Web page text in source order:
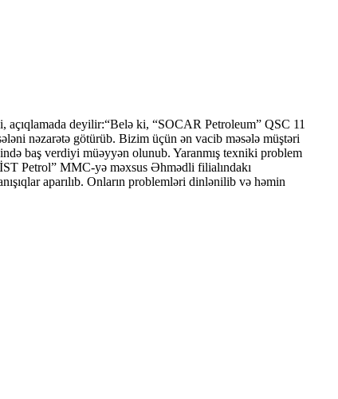
açıqlamada deyilir:“Belə ki, “SOCAR Petroleum” QSC 11
nəzarətə götürüb. Bizim üçün ən vacib məsələ müştəri
baş verdiyi müəyyən olunub. Yaranmış texniki problem
Petrol” MMC-yə məxsus Əhmədli filialındakı
aparılıb. Onların problemləri dinlənilib və həmin